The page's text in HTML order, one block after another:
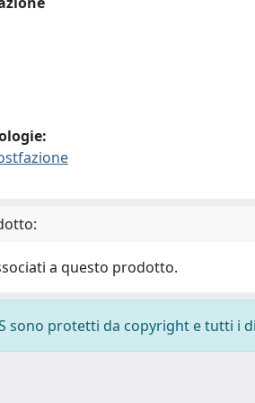
a questo prodotto.
sono protetti da copyright e tutti i